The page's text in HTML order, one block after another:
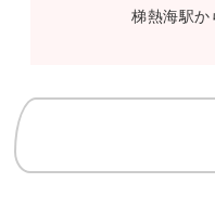
梯熱海駅か